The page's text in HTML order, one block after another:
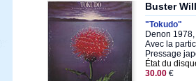
Buster
"Tokudo"
Denon
Avec la
Pressage
État du
30.00 €